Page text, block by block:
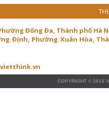
Đống Đa, Thành phố Hà
Định, Phường Xuân Hòa,
vietthink.vn
COPYRIGHT © 2016